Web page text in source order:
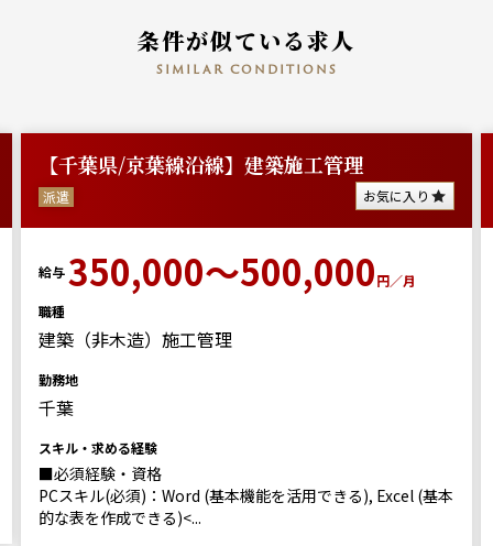
条件が似ている求人
similar conditions
【千葉県/京葉線沿線】建築施工管理
派遣 お気に入り
給与350,000～500,000円／月
職種
建築（非木造）施工管理
勤務地
千葉
スキル・求める経験
■必須経験・資格
PCスキル(必須)：Word (基本機能を活用できる), Excel (基本
的な表を作成できる)<...